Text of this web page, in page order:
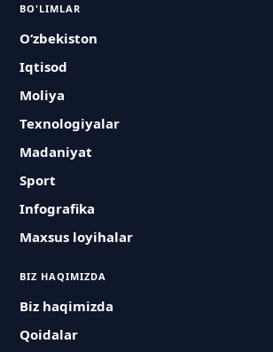
BO'LIMLAR
O‘zbekiston
Iqtisod
Moliya
Texnologiyalar
Madaniyat
Sport
Infografika
Maxsus loyihalar
BIZ HAQIMIZDA
Biz haqimizda
Qoidalar